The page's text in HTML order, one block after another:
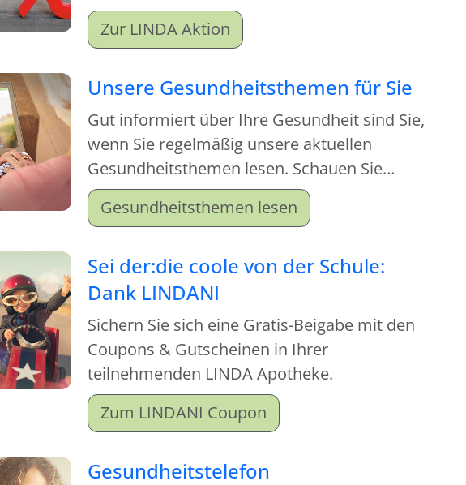
sich lohnt, vorbeizukommen.
Zur LINDA Aktion
Unsere Gesundheitsthemen für Sie
Gut informiert über Ihre Gesundheit sind Sie,
wenn Sie regelmäßig unsere aktuellen
Gesundheitsthemen lesen. Schauen Sie
einfach mal rein und machen Sie sich schlau!
Gesundheitsthemen lesen
Sei der:die coole von der Schule:
Dank LINDANI
Sichern Sie sich eine Gratis-Beigabe mit den
Coupons & Gutscheinen in Ihrer
teilnehmenden LINDA Apotheke.
Zum LINDANI Coupon
Gesundheitstelefon